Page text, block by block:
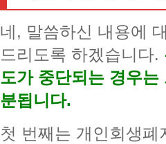
네, 말씀하신 내용에
드리도록 하겠습니다.
도가 중단되는 경우는
분됩니다.
첫 번째는 개인회생폐